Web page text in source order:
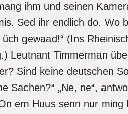
ihm und seinen
Sed ihr endlich do. Wo
gewaad!“ (Ins
Leutnant Timmerman
Sind keine deutschen
Sachen?“ „Ne, ne“,
em Huus senn nur ming